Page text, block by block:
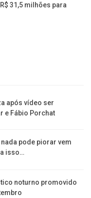
31,5 milhões para
após vídeo ser
e Fábio Porchat
pode piorar vem
isso…
noturno promovido